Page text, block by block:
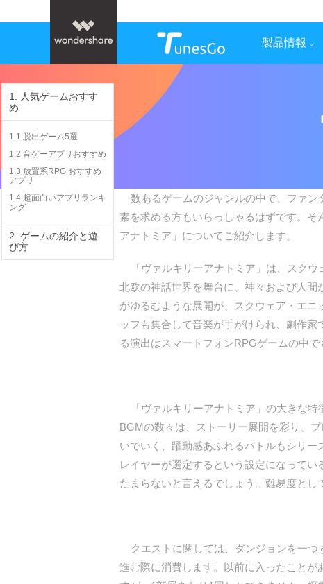
製品情報
数あるゲームのジャンルの中で、ファン
素を求める方もいらっしゃるはずです。
アナトミア」についてご紹介します。
「ヴァルキリーアナトミア」は、スクウ
北欧の神話世界を舞台に、神々および人
がゆるむような展開が、スクウェア・エ
ッフも集合して音楽が手がけられ、劇作
る演出はスマートフォンRPGゲームの中で
「ヴァルキリーアナトミア」の大きな特
BGMの数々は、ストーリー展開を彩り、
いでいく、躍動感あふれるバトルもシリ
レイヤーが選定するという設定になって
たまらないと言えるでしょう。難易度とし
クエストに関しては、ダンジョンを一つ
進む際に消費します。以前に入ったこと
1. 人気ゲームおすす
め
1.1 脱出ゲーム5選
1.2 音ゲーアプリおすすめ
1.3 放置系RPG おすすめ
アプリ
1.4 超面白いアプリランキ
ング
2. ゲームの紹介と遊
び方